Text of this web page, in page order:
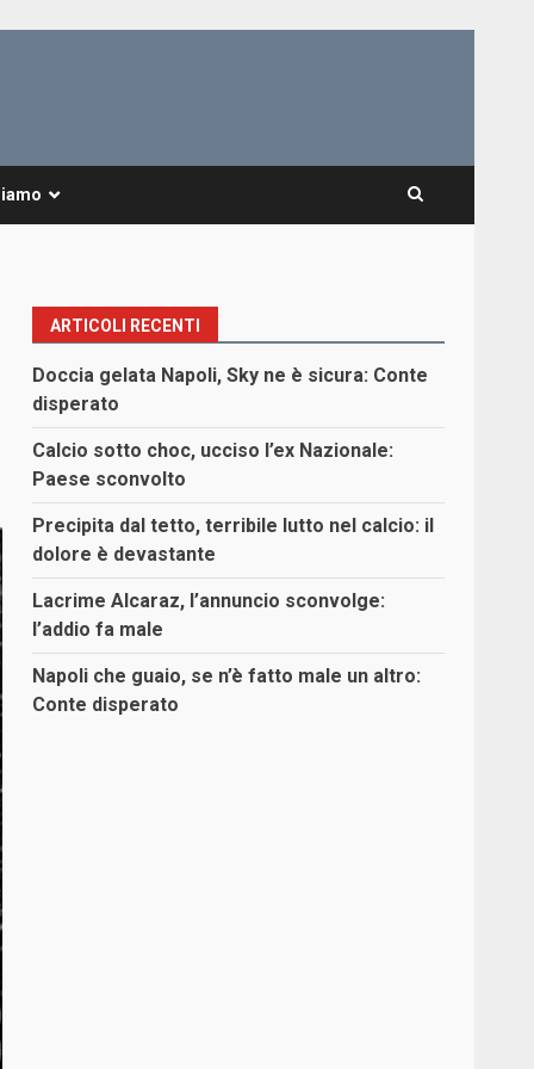
ARTICOLI RECENTI
Doccia gelata Napoli, Sky ne è sicura: Conte
disperato
Calcio sotto choc, ucciso l’ex Nazionale:
Paese sconvolto
Precipita dal tetto, terribile lutto nel calcio: il
dolore è devastante
Lacrime Alcaraz, l’annuncio sconvolge:
l’addio fa male
Napoli che guaio, se n’è fatto male un altro:
Conte disperato